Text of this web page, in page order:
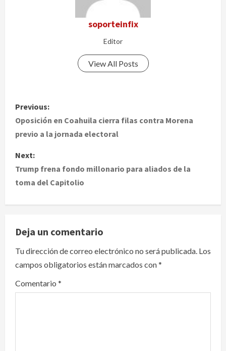
soporteinfix
Editor
View All Posts
P
o
s
t
n
a
v
i
g
a
Previous:
Oposición en Coahuila cierra filas contra Morena
previo a la jornada electoral
Next:
Trump frena fondo millonario para aliados de la
toma del Capitolio
Deja un comentario
Tu dirección de correo electrónico no será publicada. Los
campos obligatorios están marcados con*
Comentario *